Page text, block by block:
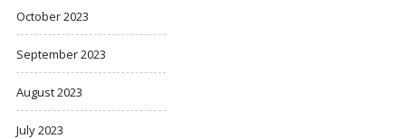
October 2023
September 2023
August 2023
July 2023